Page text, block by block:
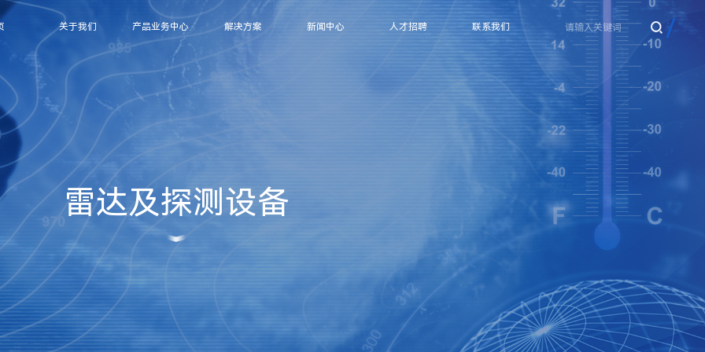
关于我们 产品业务中心 解决方案 新闻中心 人才招聘 联系我们
雷达及探测设备